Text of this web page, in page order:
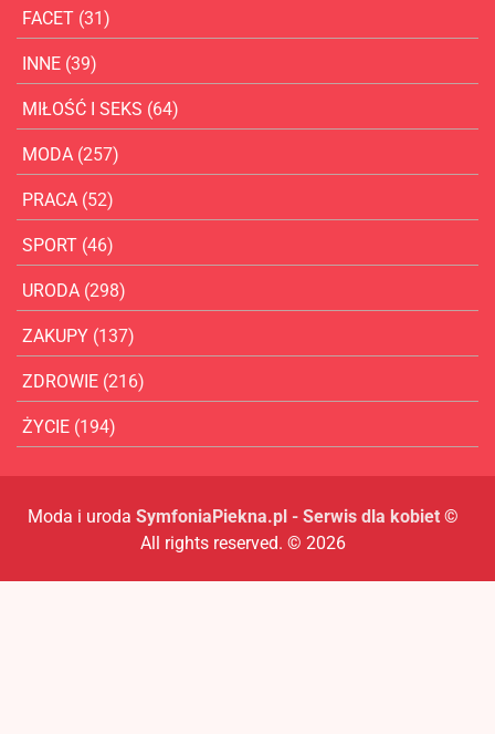
FACET (31)
INNE (39)
MIŁOŚĆ I SEKS (64)
MODA (257)
PRACA (52)
SPORT (46)
URODA (298)
ZAKUPY (137)
ZDROWIE (216)
ŻYCIE (194)
Moda i uroda SymfoniaPiekna.pl - Serwis dla kobiet ©
All rights reserved. © 2026